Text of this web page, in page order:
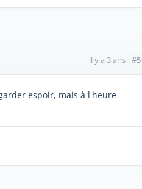
il y a 3 ans #5
espoir, mais à l'heure